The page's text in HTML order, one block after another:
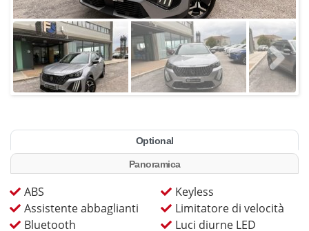
Optional
Panoramica
ABS
Assistente abbaglianti
Bluetooth
Keyless
Limitatore di velocità
Luci diurne LED